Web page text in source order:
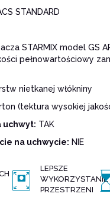
STANDARD
STARMIX model GS
pełnowartościowy
nietkanej włókniny
(tektura wysokiej
uchwyt: TAK
na uchwycie: NIE
LEPSZE
WYKORZYSTANIE
PRZESTRZENI